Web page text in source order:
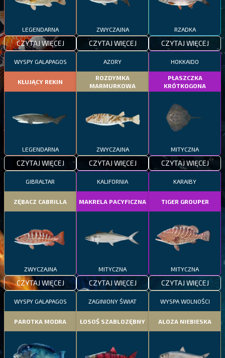
LEGENDARNA
CZYTAJ WIĘCEJ
ZWYCZAJNA
CZYTAJ WIĘCEJ
RZADKA
CZYTAJ WIĘCEJ
WYSPY GALAPAGOS
KŁUJĄCY REKIN
LEGENDARNA
CZYTAJ WIĘCEJ
AZORY
ROZDYMKA
MARMURKOWA
ZWYCZAJNA
CZYTAJ WIĘCEJ
HOKKAIDO
PŁASZCZKA
KRÓTKOGONA
MITYCZNA
CZYTAJ WIĘCEJ
GIBRALTAR
ZĘBACZ CABRILLA
ZWYCZAJNA
CZYTAJ WIĘCEJ
KALIFORNIA
MAKRELA PACYFICZNA
MITYCZNA
CZYTAJ WIĘCEJ
KARAIBY
TIGER GROUPER
MITYCZNA
CZYTAJ WIĘCEJ
WYSPY GALAPAGOS
PAROTKA MODRA
ZAGINIONY ŚWIAT
ŁOSOŚ SZABLOZĘBNY
WYSPA WOLNOŚCI
ALOZA NIEBIESKA